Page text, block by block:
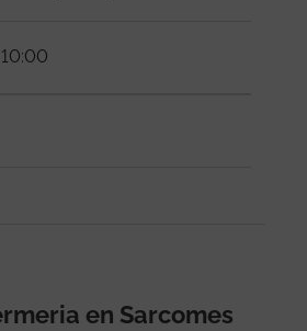
en Sarcomes